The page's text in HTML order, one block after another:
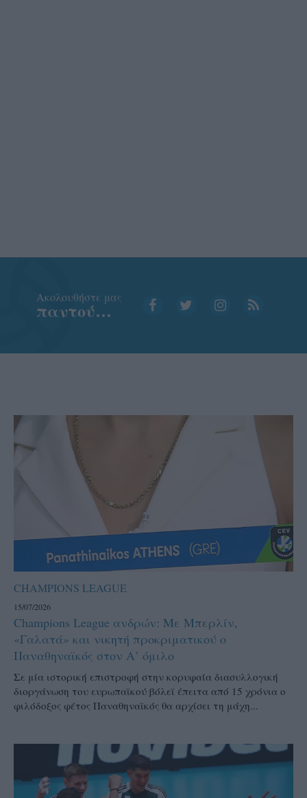
Aκολουθήστε μας
παντού…
CHAMPIONS LEAGUE
15/07/2026
Champions League ανδρών: Με Μπερλίν,
«Γαλατά» και νικητή προκριματικού ο
Παναθηναϊκός στον Α’ όμιλο
Σε μία ιστορική επιστροφή στην κορυφαία διασυλλογική
διοργάνωση του ευρωπαϊκού βόλεϊ έπειτα από 15 χρόνια o
φιλόδοξος φέτος Παναθηναϊκός θα αρχίσει τη μάχη...